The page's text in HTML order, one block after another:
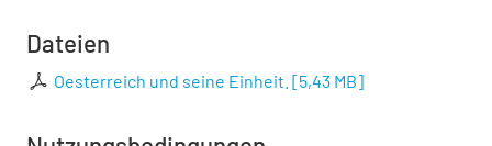
Dateien
Oesterreich und seine Einheit. [5,43 MB]